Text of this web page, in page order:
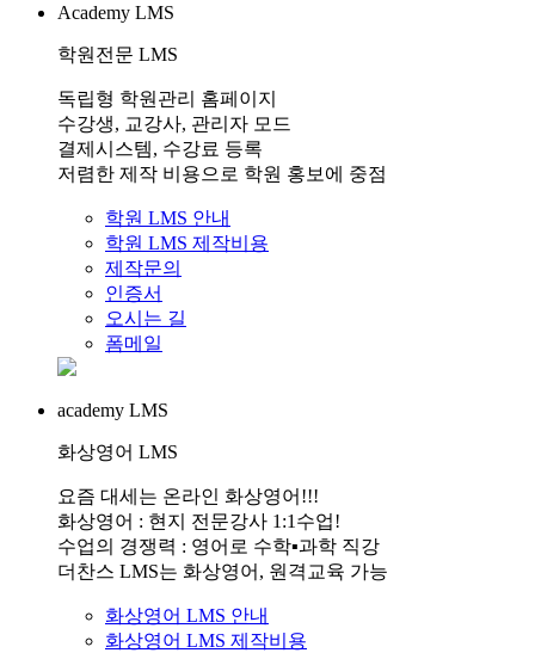
Academy LMS
학원전문 LMS
독립형 학원관리 홈페이지
수강생, 교강사, 관리자 모드
결제시스템, 수강료 등록
저렴한 제작 비용으로 학원 홍보에 중점
학원 LMS 안내
학원 LMS 제작비용
제작문의
인증서
오시는 길
폼메일
academy LMS
화상영어 LMS
요즘 대세는 온라인 화상영어!!!
화상영어 : 현지 전문강사 1:1수업!
수업의 경쟁력 : 영어로 수학▪과학 직강
더찬스 LMS는 화상영어, 원격교육 가능
화상영어 LMS 안내
화상영어 LMS 제작비용